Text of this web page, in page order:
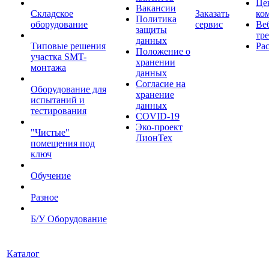
Складское
оборудование
Типовые решения
участка SMT-
монтажа
Оборудование для
испытаний и
тестирования
"Чистые"
помещения под
ключ
Обучение
Разное
Б/У Оборудование
Вакансии
Политика
защиты
данных
Положение о
хранении
данных
Согласие на
хранение
данных
COVID-19
Эко-проект
ЛионТех
Заказать
сервис
Каталог